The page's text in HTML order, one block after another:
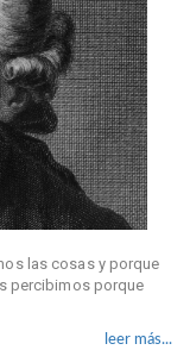
las cosas y porque
percibimos porque
leer más...